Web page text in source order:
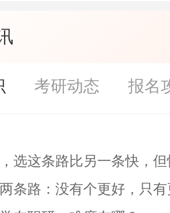
考研动态 报名
选这条路比另一条快，
条路：没有个更好，只